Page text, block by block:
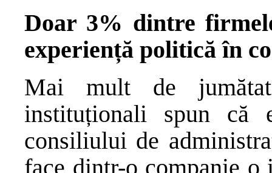
Doar 3% dintre
experiență politică în
Mai mult de
instituționali spun că
consiliului de
face dintr-o companie